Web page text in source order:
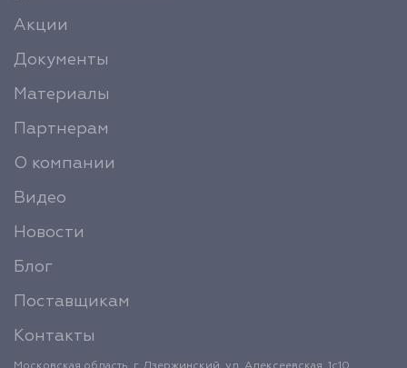
Акции
Документы
Материалы
Партнерам
О компании
Видео
Новости
Блог
Поставщикам
Контакты